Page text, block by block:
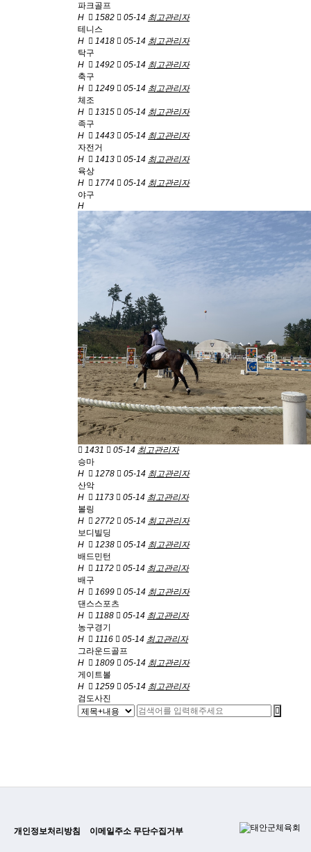
파크골프
H
1582 05-14 최고관리자
테니스
H
1418 05-14 최고관리자
탁구
H
1492 05-14 최고관리자
축구
H
1249 05-14 최고관리자
체조
H
1315 05-14 최고관리자
족구
H
1443 05-14 최고관리자
자전거
H
1413 05-14 최고관리자
육상
H
1774 05-14 최고관리자
야구
H
1431 05-14 최고관리자
승마
H
1278 05-14 최고관리자
산악
H
1173 05-14 최고관리자
볼링
H
2772 05-14 최고관리자
보디빌딩
H
1238 05-14 최고관리자
배드민턴
H
1172 05-14 최고관리자
배구
H
1699 05-14 최고관리자
댄스스포츠
H
1188 05-14 최고관리자
농구경기
H
1116 05-14 최고관리자
그라운드골프
H
1809 05-14 최고관리자
게이트볼
H
1259 05-14 최고관리자
검도사진
개인정보처리방침 이메일주소 무단수집거부